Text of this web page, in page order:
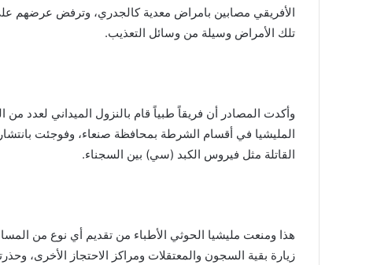
الأفريقي مصابين بامراض معدية كالجدري، وترفض عرضهم
تلك الأمراض وسيلة من وسائل التعذيب.
وأكدت المصادر أن فريقاً طبياً قام بالنزول الميداني لعدد من
المليشيا في أقسام الشرطة بمحافظة صنعاء، وفوجئت بانتشار
القاتلة مثل فيروس الكبد (سي) بين السجناء.
هذا ومنعت مليشيا الحوثي الأطباء من تقديم أي نوع من
زيارة بقية السجون والمعتقلات ومراكز الاحتجاز الأخرى،